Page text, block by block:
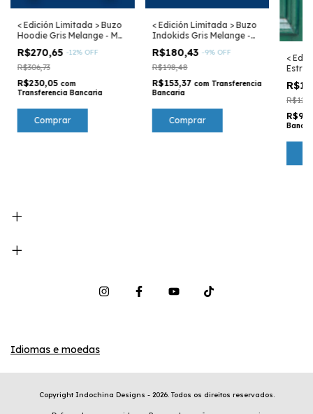
< Edición Limitada > Buzo
Hoodie Gris Melange - Mar
R$270,65 -12% OFF
R$306,73
R$230,05 com
Transferencia Bancaria
Comprar
< Edición Limitada > Buzo
Indokids Gris Melange -
R$180,43 -9% OFF
R$198,48
R$153,37 com Transferencia
Bancaria
Comprar
<
Idiomas e moedas
Copyright Indochina Designs - 2026. Todos os direitos reservados.